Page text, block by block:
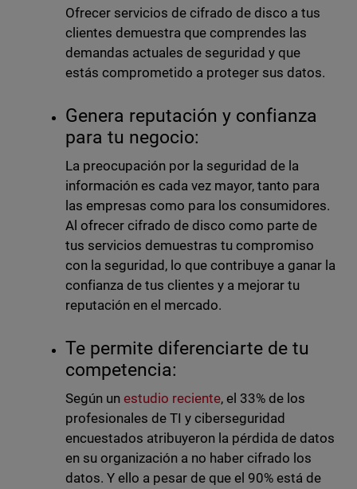
Ofrecer servicios de cifrado de disco a tus
clientes demuestra que comprendes las
demandas actuales de seguridad y que
estás comprometido a proteger sus datos.
Genera reputación y confianza
para tu negocio:
La preocupación por la seguridad de la
información es cada vez mayor, tanto para
las empresas como para los consumidores.
Al ofrecer cifrado de disco como parte de
tus servicios demuestras tu compromiso
con la seguridad, lo que contribuye a ganar la
confianza de tus clientes y a mejorar tu
reputación en el mercado.
Te permite diferenciarte de tu
competencia:
Según un estudio reciente, el 33% de los
profesionales de TI y ciberseguridad
encuestados atribuyeron la pérdida de datos
en su organización a no haber cifrado los
datos. Y ello a pesar de que el 90% está de